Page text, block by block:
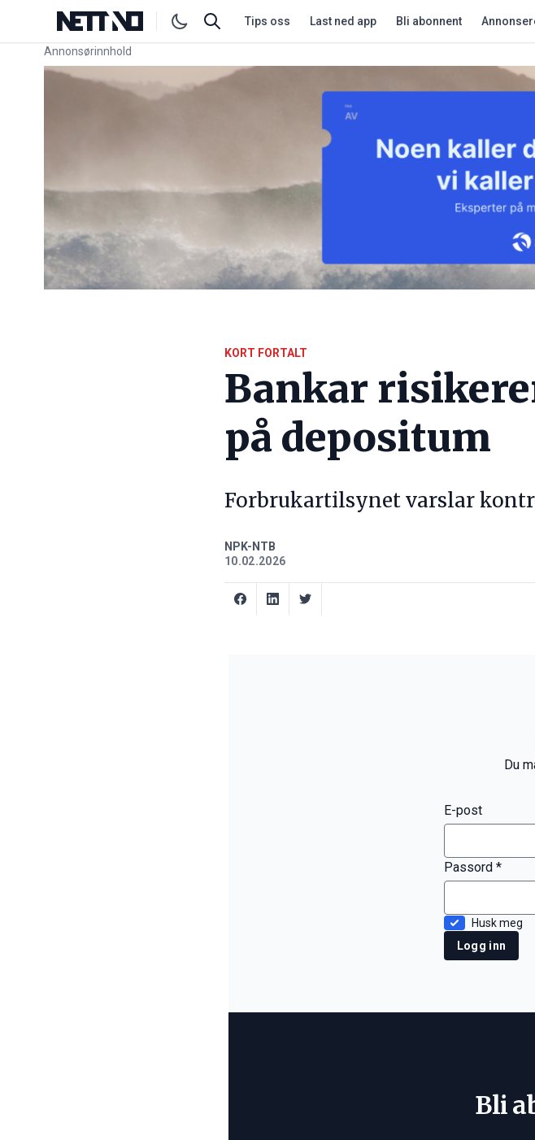
Tips oss Last ned app Bli abonnent
Annonsørinnhold
Link for annonse
KORT FORTALT
Bankar
på depositum
Forbrukartilsynet varslar
NPK-NTB
10.02.2026
Du
E-post
Passord *
Husk meg
Logg inn
Bli